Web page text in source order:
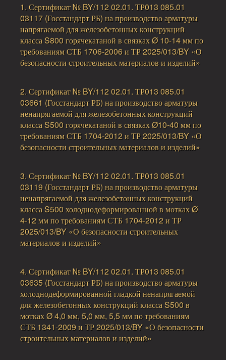
1. Сертификат № BY/112 02.01. ТР013 085.01
03117 (Госстандарт РБ) на производство арматуры
напрягаемой для железобетонных конструкций
класса S800 горячекатаной в связках Ø 10-14 мм по
требованиям СТБ 1706-2006 и ТР 2025/013/BY «О
безопасности строительных материалов и изделий»
2. Сертификат № BY/112 02.01. ТР013 085.01
03661 (Госстандарт РБ) на производство арматуры
ненапрягаемой для железобетонных конструкций
класса S500 горячекатаной в связках Ø10-40 мм по
требованиям СТБ 1704-2012 и ТР 2025/013/BY «О
безопасности строительных материалов и изделий»
3. Сертификат № BY/112 02.01. ТР013 085.01
03119 (Госстандарт РБ) на производство арматуры
ненапрягаемой для железобетонных конструкций
класса S500 холоднодеформированной в мотках Ø
4-12 мм по требованиям СТБ 1704-2012 и ТР
2025/013/BY «О безопасности строительных
материалов и изделий»
4. Сертификат № BY/112 02.01. ТР013 085.01
03635 (Госстандарт РБ) на производство арматуры
холоднодеформированной гладкой ненапрягаемой
для железобетонных конструкций класса S500 в
мотках Ø 4,0 мм, 5,0 мм, 5,5 мм по требованиям
СТБ 1341-2009 и ТР 2025/013/BY «О безопасности
строительных материалов и изделий»